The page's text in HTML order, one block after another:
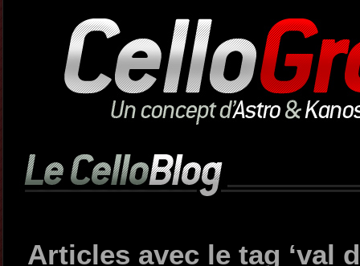
Articles avec le tag ‘val